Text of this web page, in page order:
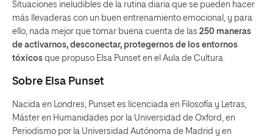
Situaciones ineludibles de la rutina diaria que se pueden hacer
más llevaderas con un buen entrenamiento emocional, y para
ello, nada mejor que tomar buena cuenta de las 250 maneras
de activarnos, desconectar, protegernos de los entornos
tóxicos que propuso Elsa Punset en el Aula de Cultura.
Sobre Elsa Punset
Nacida en Londres, Punset es licenciada en Filosofía y Letras,
Máster en Humanidades por la Universidad de Oxford, en
Periodismo por la Universidad Autónoma de Madrid y en